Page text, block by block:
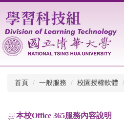
到
主
要
內
容
區
首頁
一般服務 校園授權軟體
本校Office 365服務內容說明